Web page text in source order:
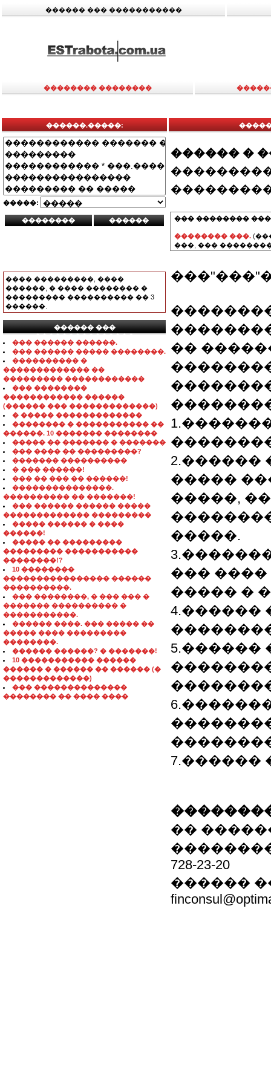
������ ��� �����������
�������� ��������
������.�����:
�����:
���� ���������, ����
������, � ���� �������� �
��������� ���������� �� 3
������.
������ ���
���������������
��� ������ ������.
��� ������ ����� ��������.
���������� �
������������� ��
��������� ������������
��� ��������
������������ ������
(������ ��� �������������)
� ����� �������������
�������� � ����������� ��
������. 10 ������� ��������
����� �� ������� � �������
��� ���� �� ���������?
������� ����������
� ��� ������!
��� �� ��� �� ������!
���������������.
���������� �� �������!
��� ������ ������ �����
������������� ���������
����� ������ � ����
������!
����� �� ���������
��������� �����������
��������!?
10 ��������
���������������� ������
����������.
��� ��������, � ��� ��� �
������� ���������� �
�����������.
������ ����. ��� ����� ��
����� ���� ���������
��������.
������ ������? � �������!
10 ����������� ������
������ � ������ �� ������ (�
�������������)
��� ��������������
�������� �� ���� ����
������ �
��� ��������
�������� ���.
���, ���
��
�����
�����,
�����.
���
����� �
4.������
5.������
7.������
��
728-23-20
������